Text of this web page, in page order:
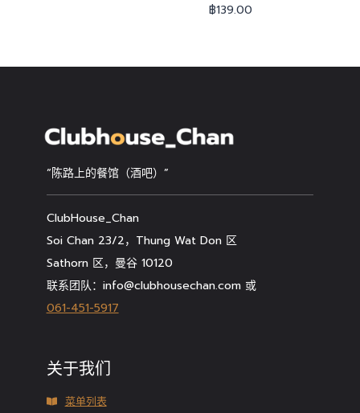
฿139.00
“陈路上的餐馆（酒吧）”
ClubHouse_Chan
Soi Chan 23/2，Thung Wat Don 区
Sathorn 区，曼谷 10120
联系团队：info@clubhousechan.com 或
061-451-5917
关于我们
菜单列表